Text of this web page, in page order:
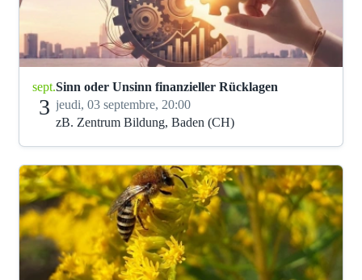
sept.
3
Sinn oder Unsinn finanzieller Rücklagen
jeudi, 03 septembre, 20:00
zB. Zentrum Bildung, Baden (CH)